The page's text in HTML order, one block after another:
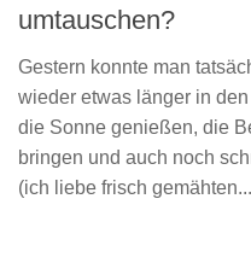
umtauschen?
Gestern konnte man
wieder etwas länger in
die Sonne genießen, die
bringen und auch noch
(ich liebe frisch gemähten...